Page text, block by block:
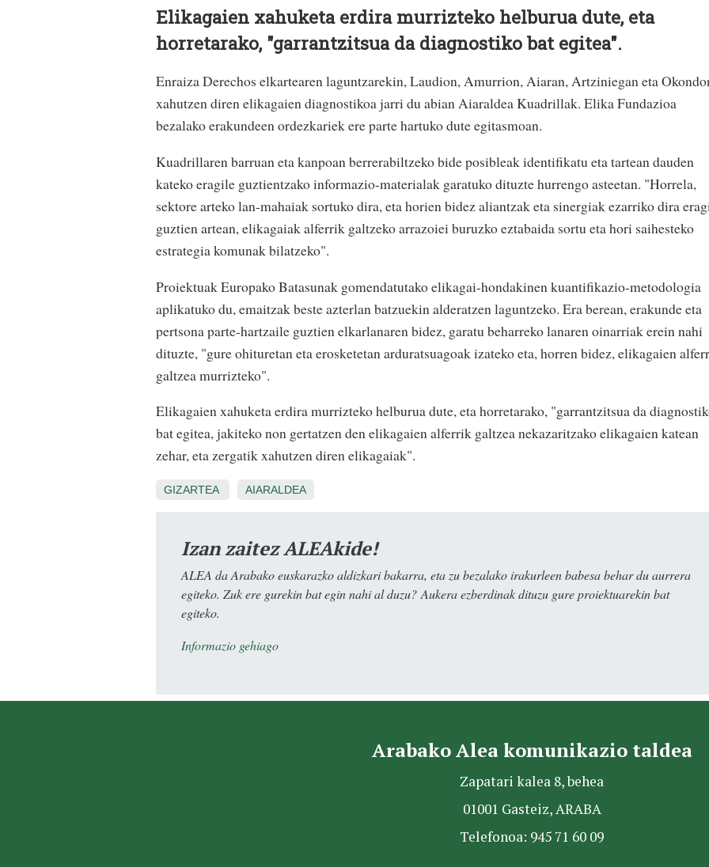
Elikagaien xahuketa erdira murrizteko helburua dute, eta
horretarako, "garrantzitsua da diagnostiko bat egitea".
Enraiza Derechos elkartearen laguntzarekin, Laudion, Amurrion, Aiaran, Artziniegan eta
xahutzen diren elikagaien diagnostikoa jarri du abian Aiaraldea Kuadrillak. Elika Fundazioa
bezalako erakundeen ordezkariek ere parte hartuko dute egitasmoan.
Kuadrillaren barruan eta kanpoan berrerabiltzeko bide posibleak identifikatu eta tartean dauden
kateko eragile guztientzako informazio-materialak garatuko dituzte hurrengo asteetan. "Horrela,
sektore arteko lan-mahaiak sortuko dira, eta horien bidez aliantzak eta sinergiak ezarriko dira
guztien artean, elikagaiak alferrik galtzeko arrazoiei buruzko eztabaida sortu eta hori saihesteko
estrategia komunak bilatzeko".
Proiektuak Europako Batasunak gomendatutako elikagai-hondakinen kuantifikazio-metodologia
aplikatuko du, emaitzak beste azterlan batzuekin alderatzen laguntzeko. Era berean, erakunde eta
pertsona parte-hartzaile guztien elkarlanaren bidez, garatu beharreko lanaren oinarriak erein nahi
dituzte, "gure ohituretan eta erosketetan arduratsuagoak izateko eta, horren bidez, elikagaien
galtzea murrizteko".
Elikagaien xahuketa erdira murrizteko helburua dute, eta horretarako, "garrantzitsua da
bat egitea, jakiteko non gertatzen den elikagaien alferrik galtzea nekazaritzako elikagaien katean
zehar, eta zergatik xahutzen diren elikagaiak".
GIZARTEA AIARALDEA
Izan zaitez ALEAkide!
ALEA da Arabako euskarazko aldizkari bakarra, eta zu bezalako irakurleen babesa behar du aurrera
egiteko. Zuk ere gurekin bat egin nahi al duzu? Aukera ezberdinak dituzu gure proiektuarekin bat
egiteko.
Informazio gehiago
Arabako Alea komunikazio taldea
Zapatari kalea 8, behea
01001 Gasteiz, ARABA
Telefonoa: 945 71 60 09